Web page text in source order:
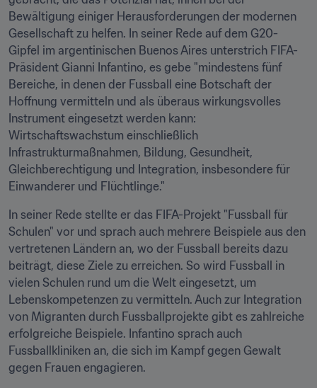
Bewältigung einiger Herausforderungen der modernen
Gesellschaft zu helfen. In seiner Rede auf dem G20-
Gipfel im argentinischen Buenos Aires unterstrich FIFA-
Präsident Gianni Infantino, es gebe "mindestens fünf
Bereiche, in denen der Fussball eine Botschaft der
Hoffnung vermitteln und als überaus wirkungsvolles
Instrument eingesetzt werden kann:
Wirtschaftswachstum einschließlich
Infrastrukturmaßnahmen, Bildung, Gesundheit,
Gleichberechtigung und Integration, insbesondere für
Einwanderer und Flüchtlinge."
In seiner Rede stellte er das FIFA-Projekt "Fussball für
Schulen" vor und sprach auch mehrere Beispiele aus den
vertretenen Ländern an, wo der Fussball bereits dazu
beiträgt, diese Ziele zu erreichen. So wird Fussball in
vielen Schulen rund um die Welt eingesetzt, um
Lebenskompetenzen zu vermitteln. Auch zur Integration
von Migranten durch Fussballprojekte gibt es zahlreiche
erfolgreiche Beispiele. Infantino sprach auch
Fussballkliniken an, die sich im Kampf gegen Gewalt
gegen Frauen engagieren.